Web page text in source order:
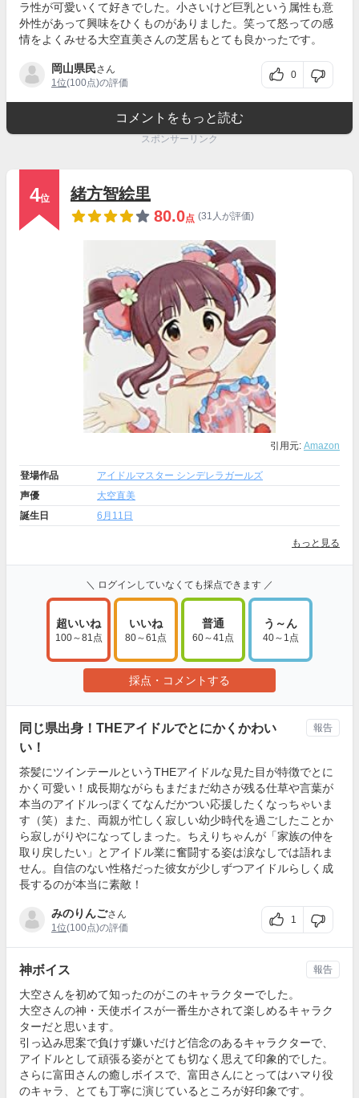
ラ性が可愛いくて好きでした。小さいけど巨乳という属性も意
外性があって興味をひくものがありました。笑って怒っての感
情をよくみせる大空直美さんの芝居もとても良かったです。
岡山県民さん
1位(100点)の評価
0
コメントをもっと読む
スポンサーリンク
4位
緒方智絵里
80.0点 (31人が評価)
引用元: Amazon
登場作品
アイドルマスター シンデレラガールズ
声優
大空直美
誕生日
6月11日
もっと見る
＼ ログインしていなくても採点できます ／
超いいね
100～81点
いいね
80～61点
普通
60～41点
う～ん
40～1点
採点・コメントする
同じ県出身！THEアイドルでとにかくかわい
い！
茶髪にツインテールというTHEアイドルな見た目が特徴でとに
かく可愛い！成長期ながらもまだまだ幼さが残る仕草や言葉が
本当のアイドルっぽくてなんだかつい応援したくなっちゃいま
す（笑）また、両親が忙しく寂しい幼少時代を過ごしたことか
ら寂しがりやになってしまった。ちえりちゃんが「家族の仲を
取り戻したい」とアイドル業に奮闘する姿は涙なしでは語れま
せん。自信のない性格だった彼女が少しずつアイドルらしく成
長するのが本当に素敵！
みのりんごさん
1位(100点)の評価
1
報告
神ボイス
大空さんを初めて知ったのがこのキャラクターでした。
大空さんの神・天使ボイスが一番生かされて楽しめるキャラク
ターだと思います。
引っ込み思案で負けず嫌いだけど信念のあるキャラクターで、
アイドルとして頑張る姿がとても切なく思えて印象的でした。
さらに富田さんの癒しボイスで、富田さんにとってはハマり役
のキャラ、とても丁寧に演じているところが好印象です。
報告